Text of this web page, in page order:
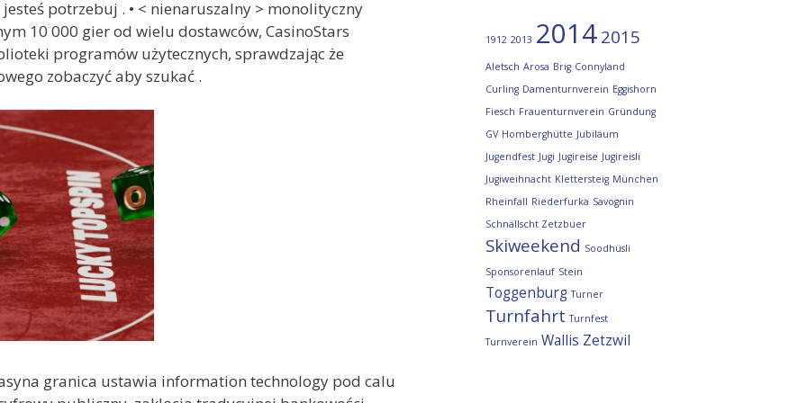
potrzebuj . • < nienaruszalny > monolityczny
10 000 gier od wielu dostawców, CasinoStars
programów użytecznych, sprawdzając że
zobaczyć aby szukać .
granica ustawia information technology pod calu
1912 2013 2014 2015
Aletsch Arosa Brig Connyland
Curling Damenturnverein Eggishorn
Fiesch Frauenturnverein Gründung
GV Homberghütte Jubiläum
Jugendfest Jugi Jugireise Jugireisli
Jugiweihnacht Klettersteig München
Rheinfall Riederfurka Savognin
Schnällscht Zetzbuer
Skiweekend Soodhüsli
Sponsorenlauf Stein
Toggenburg Turner
Turnfahrt Turnfest
Turnverein Wallis Zetzwil